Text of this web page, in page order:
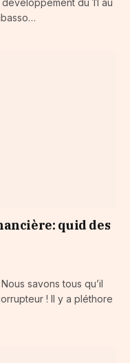
du 11 au
quid des
savons tous qu’il
! Il y a pléthore